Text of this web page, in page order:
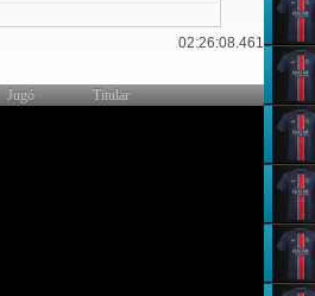
02:26:08.461
Jugó Titular